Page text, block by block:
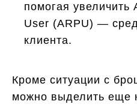
помогая увеличить
User (ARPU) —
клиента.
Кроме ситуации с
можно выделить еще